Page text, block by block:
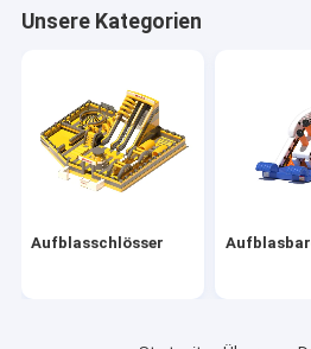
Aufblasbare Wasserhürden
Aufblasbare Wasserburgen
aufblasbarer Wasserpark
Weicher Spielplatz
Unsere Kategorien
Aufblasschlösser